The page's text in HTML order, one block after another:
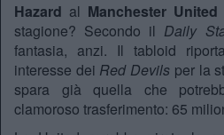
Hazard al Manchester United
stagione? Secondo il Daily
fantasia, anzi. Il tabloid
interesse dei Red Devils per la
spara già quella che
clamoroso trasferimento: 65